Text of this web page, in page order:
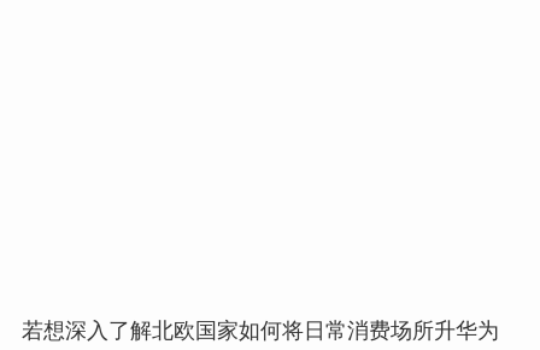
若想深入了解北欧国家如何将日常消费场所升华为